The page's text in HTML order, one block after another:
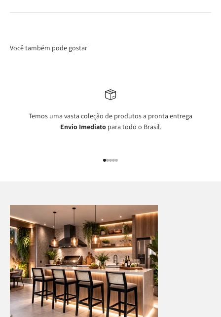
Você também pode gostar
Temos uma vasta coleção de produtos a pronta entrega
Envio Imediatopara todo o Brasil.